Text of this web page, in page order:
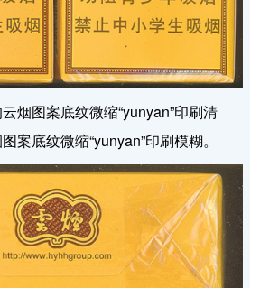
烟图案底纹微缩“yunyan”印刷清
案底纹微缩“yunyan”印刷模糊。